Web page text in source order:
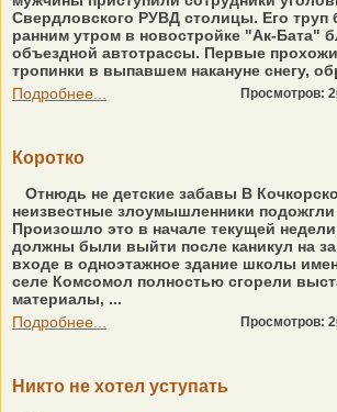
Свердловского РУВД столицы. Его труп
ранним утром в новостройке "Ак-Бата"
объездной автотрассы. Первые
тропинки в выпавшем накануне снегу,
Подробнее...
Просмотров:
Коротко
Отнюдь не детские забавы В
неизвестные злоумышленники
Произошло это в начале текущей
должны были выйти после каникул на
входе в одноэтажное здание школы
селе Комсомол полностью сгорели
материалы, ...
Подробнее...
Просмотров:
Никто не хотел уступать